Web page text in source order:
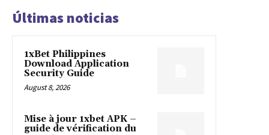
Últimas noticias
1xBet Philippines
Download Application
Security Guide
August 8, 2026
Mise à jour 1xbet APK –
guide de vérification du